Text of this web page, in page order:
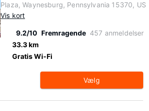
Plaza, Waynesburg, Pennsylvania 15370, US
Vis kort
9.2/10 Fremragende 457 anmeldelser
33.3 km
Gratis Wi-Fi
Vælg